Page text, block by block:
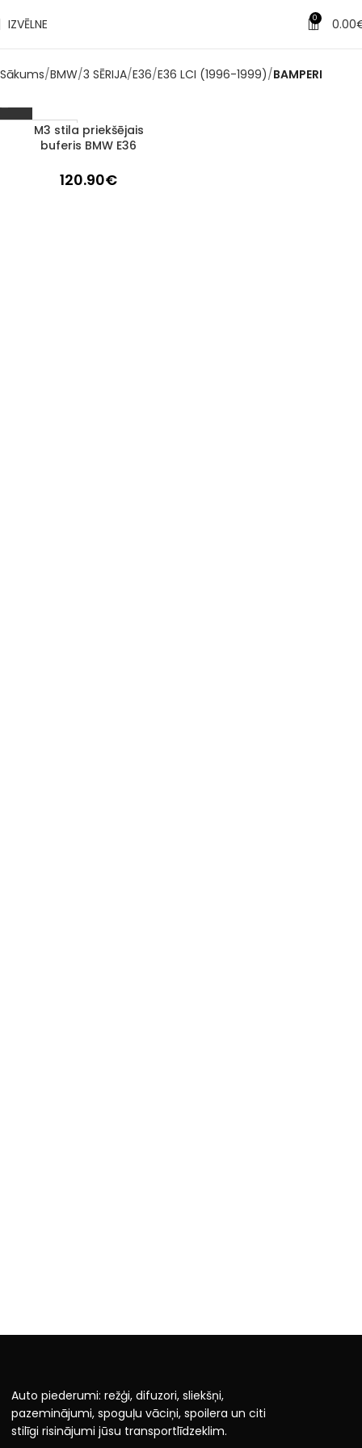
IZVĒLNE 0 0.00
Sākums BMW 3 SĒRIJA E36 E36 LCI (1996-1999) BAMPERI
1–3 d. d.
M3 stila priekšējais
buferis BMW E36
120.90€
Auto piederumi: režģi, difuzori, sliekšņi,
pazeminājumi, spoguļu vāciņi, spoilera un citi
stilīgi risinājumi jūsu transportlīdzeklim.